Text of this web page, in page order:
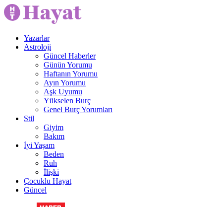
Yazarlar
Astroloji
Güncel Haberler
Günün Yorumu
Haftanın Yorumu
Ayın Yorumu
Aşk Uyumu
Yükselen Burç
Genel Burç Yorumları
Stil
Giyim
Bakım
İyi Yaşam
Beden
Ruh
İlişki
Çocuklu Hayat
Güncel